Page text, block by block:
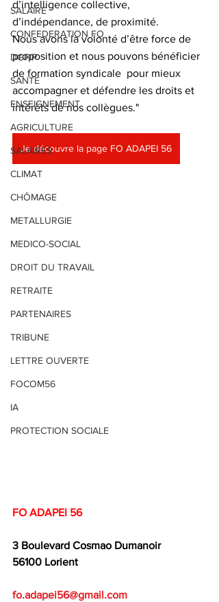
SALAIRE
CONFEDERATION FO
DGFIP
SANTE
ENSEIGNEMENT
AGRICULTURE
SALAIRES
CLIMAT
CHÔMAGE
METALLURGIE
MEDICO-SOCIAL
DROIT DU TRAVAIL
RETRAITE
PARTENAIRES
TRIBUNE
LETTRE OUVERTE
FOCOM56
IA
PROTECTION SOCIALE
d’intelligence collective,
d’indépendance, de proximité.
Nous avons la volonté d’être force de
proposition et nous pouvons bénéficier
de formation syndicale  pour mieux
accompagner et défendre les droits et
intérêts de nos collègues."
Je découvre la page FO ADAPEI 56
FO ADAPEI 56
3 Boulevard Cosmao Dumanoir
56100 Lorient
fo.adapei56@gmail.com